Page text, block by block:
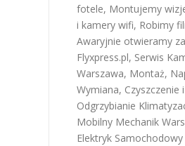
fotele, Montujemy
i kamery wifi, Robimy
Awaryjnie otwieramy
Flyxpress.pl, Serwis
Warszawa, Montaż,
Wymiana, Czyszczenie i
Odgrzybianie
Mobilny Mechanik
Elektryk Samochodowy